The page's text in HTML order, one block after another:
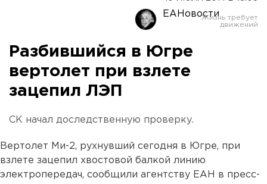
Оренбург
ЕАНовости
Разбившийся в Югре
вертолет при взлете
зацепил ЛЭП
СК начал доследственную проверку.
Вертолет Ми-2, рухнувший сегодня в Югре, при
взлете зацепил хвостовой балкой линию
электропередач, сообщили агентству ЕАН в пресс-